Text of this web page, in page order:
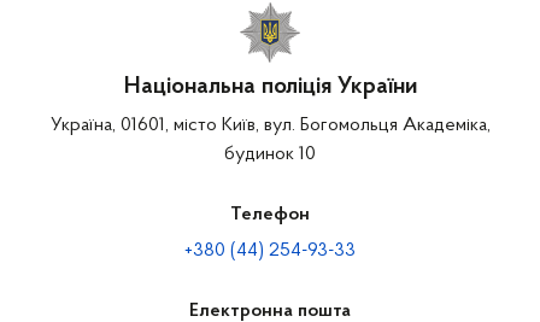
Національна поліція України
Україна, 01601, місто Київ, вул. Богомольця Академіка,
будинок 10
Телефон
+380 (44) 254-93-33
Електронна пошта